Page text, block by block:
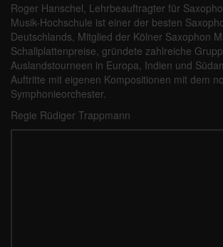
Roger Hanschel, Lehrbeauftragter für
Musik-Hochschule ist einer der besten
Deutschlands, Mitglied der Kölner Saxophon
Schallplattenpreise, gründete zahlreiche
Auslandstourneen in Europa, Indien und
Auftritte mit eigenen Kompositionen mit dem
Symphonieorchester.
Regie Rüdiger Trappmann